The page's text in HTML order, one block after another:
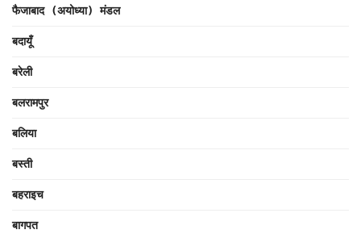
फैजाबाद (अयोध्या) मंडल
बदायूँ
बरेली
बलरामपुर
बलिया
बस्ती
बहराइच
बागपत